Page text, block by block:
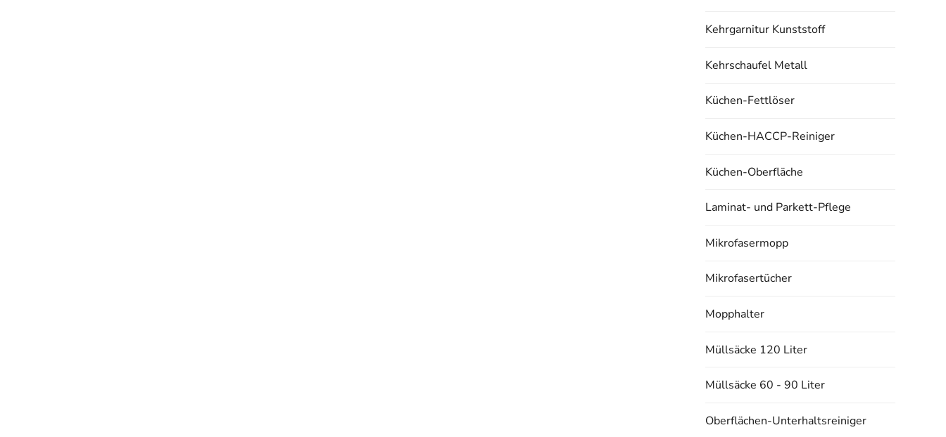
Kehrgarnitur Kunststoff
Kehrschaufel Metall
Küchen-Fettlöser
Küchen-HACCP-Reiniger
Küchen-Oberfläche
Laminat- und Parkett-Pflege
Mikrofasermopp
Mikrofasertücher
Mopphalter
Müllsäcke 120 Liter
Müllsäcke 60 - 90 Liter
Oberflächen-Unterhaltsreiniger